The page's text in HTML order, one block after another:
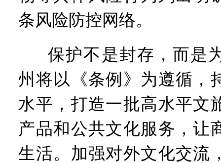
条风险防控网络。
保护不是封存，而是
州将以《条例》为遵循，
水平，打造一批高水平文
产品和公共文化服务，让
生活。加强对外文化交流